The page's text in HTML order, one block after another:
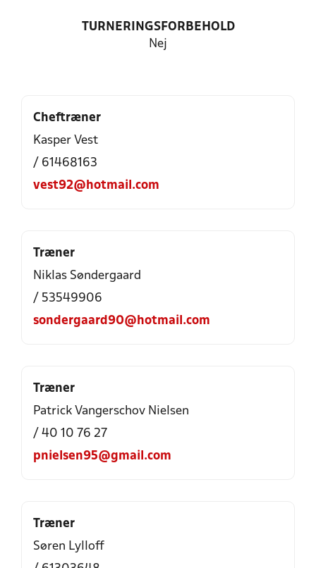
TURNERINGSFORBEHOLD
Nej
Cheftræner
Kasper Vest
/ 61468163
vest92@hotmail.com
Træner
Niklas Søndergaard
/ 53549906
sondergaard90@hotmail.com
Træner
Patrick Vangerschov Nielsen
/ 40 10 76 27
pnielsen95@gmail.com
Træner
Søren Lylloff